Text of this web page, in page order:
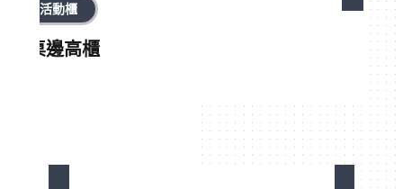
活動櫃
桌邊高櫃